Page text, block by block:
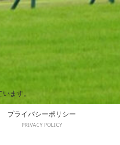
ます。
プライバシーポリシー
PRIVACY POLICY